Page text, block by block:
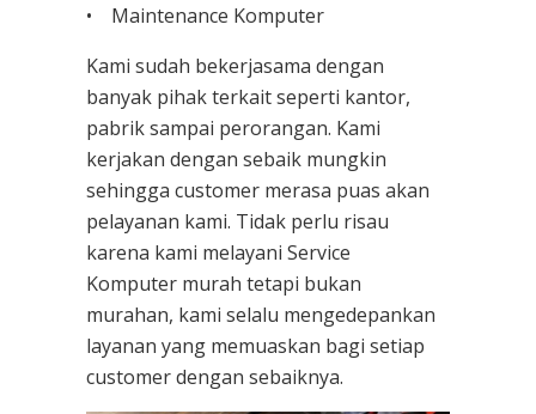
• Maintenance Komputer
Kami sudah bekerjasama dengan
banyak pihak terkait seperti kantor,
pabrik sampai perorangan. Kami
kerjakan dengan sebaik mungkin
sehingga customer merasa puas akan
pelayanan kami. Tidak perlu risau
karena kami melayani Service
Komputer murah tetapi bukan
murahan, kami selalu mengedepankan
layanan yang memuaskan bagi setiap
customer dengan sebaiknya.